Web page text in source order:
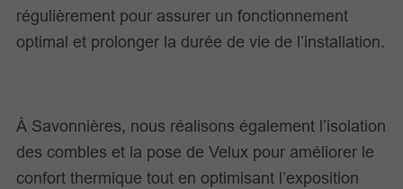
régulièrement pour assurer un fonctionnement
optimal et prolonger la durée de vie de l’installation.
À Savonnières, nous réalisons également l’isolation
des combles et la pose de Velux pour améliorer le
confort thermique tout en optimisant l’exposition